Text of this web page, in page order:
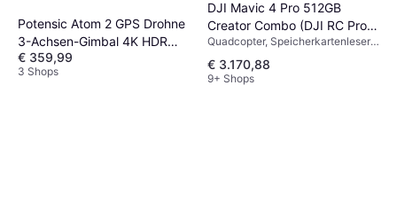
Potensic Atom 2 GPS Drohne
3-Achsen-Gimbal 4K HDR
Kamera
€ 359,99
3 Shops
DJI Mavic 4 Pro 512GB
Creator Combo (DJI RC Pro
2)
Quadcopter, Speicherkartenleser,
€ 3.170,88
9+ Shops